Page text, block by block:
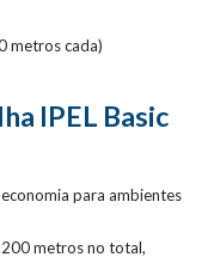
metros cada)
IPEL Basic
para ambientes
metros no total,